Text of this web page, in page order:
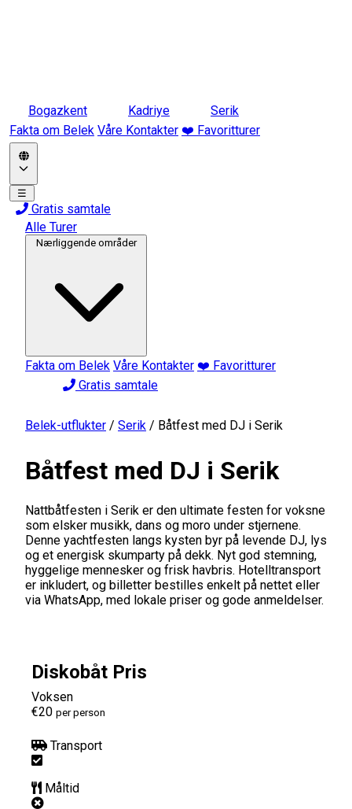
Bogazkent Kadriye
Serik
Fakta om Belek Våre Kontakter ❤️ Favoritturer
☰
Gratis samtale
Alle Turer
Nærliggende områder
Fakta om Belek Våre Kontakter ❤️ Favoritturer
Gratis samtale
Belek-utflukter / Serik / Båtfest med DJ i Serik
Båtfest med DJ i Serik
Nattbåtfesten i Serik er den ultimate festen for voksne
som elsker musikk, dans og moro under stjernene.
Denne yachtfesten langs kysten byr på levende DJ, lys
og et energisk skumparty på dekk. Nyt god stemning,
hyggelige mennesker og frisk havbris. Hotelltransport
er inkludert, og billetter bestilles enkelt på nettet eller
via WhatsApp, med lokale priser og gode anmeldelser.
Diskobåt Pris
Voksen
€20 per person
Transport
Måltid